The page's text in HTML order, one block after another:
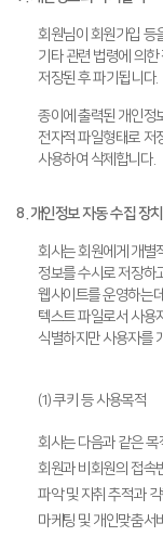
회원님이 회원가입 등
기타 관련 법령에 의
저장된 후 파기됩니다.
종이에 출력된 개인정
전자적 파일형태로 저
사용하여 삭제합니다.
8. 개인정보 자동 수집 장
회사는 회원에게 개별
정보를 수시로 저장하
웹사이트를 운영하는
텍스트 파일로서 사용
식별하지만 사용자를
(1) 쿠키 등 사용목적
회사는 다음과 같은 목
회원과 비회원의 접속
파악 및 자취 추적과
마케팅 및 개인맞춤서